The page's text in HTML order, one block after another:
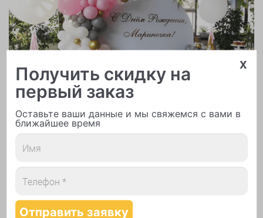
Арки и гирлянды из шаров
Надутие шаров гелием
x
Получить скидку на
первый заказ
Оставьте ваши данные и мы свяжемся с вами в
ближайшее время